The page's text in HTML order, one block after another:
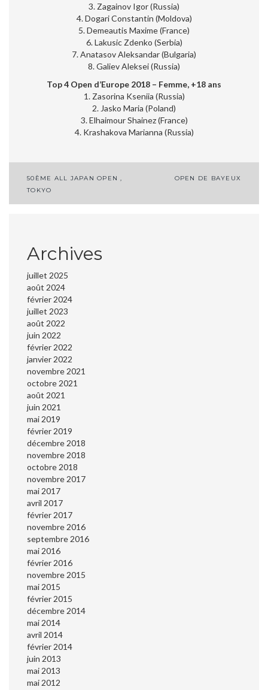
3. Zagainov Igor (Russia)
4. Dogari Constantin (Moldova)
5. Demeautis Maxime (France)
6. Lakusic Zdenko (Serbia)
7. Anatasov Aleksandar (Bulgaria)
8. Galiev Aleksei (Russia)
Top 4 Open d’Europe 2018 – Femme, +18 ans
1. Zasorina Kseniia (Russia)
2. Jasko Maria (Poland)
3. Elhaimour Shainez (France)
4. Krashakova Marianna (Russia)
Navigation
de
50ÈME ALL JAPAN OPEN ,
TOKYO
OPEN DE BAYEUX
Archives
juillet 2025
août 2024
février 2024
juillet 2023
août 2022
juin 2022
février 2022
janvier 2022
novembre 2021
octobre 2021
août 2021
juin 2021
mai 2019
février 2019
décembre 2018
novembre 2018
octobre 2018
novembre 2017
mai 2017
avril 2017
février 2017
novembre 2016
septembre 2016
mai 2016
février 2016
novembre 2015
mai 2015
février 2015
décembre 2014
mai 2014
avril 2014
février 2014
juin 2013
mai 2013
mai 2012